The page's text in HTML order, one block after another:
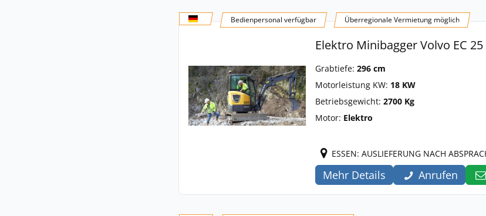
Bedienpersonal verfügbar Überregionale Vermietung möglich
Elektro Minibagger Volvo EC
Grabtiefe: 296 cm
Motorleistung KW: 18 KW
Betriebsgewicht: 2700 Kg
Motor: Elektro
ESSEN: AUSLIEFERUNG NACH
Mehr Details Anrufen